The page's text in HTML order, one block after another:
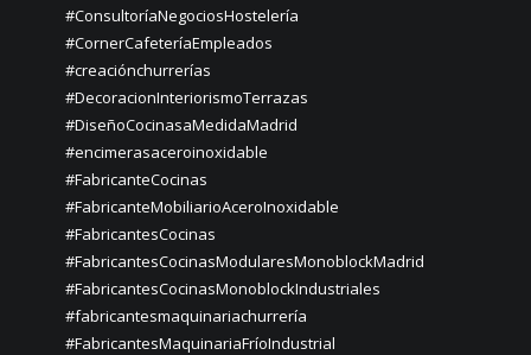
#ConsultoríaNegociosHostelería
#CornerCafeteríaEmpleados
#creaciónchurrerías
#DecoracionInteriorismoTerrazas
#DiseñoCocinasaMedidaMadrid
#encimerasaceroinoxidable
#FabricanteCocinas
#FabricanteMobiliarioAceroInoxidable
#FabricantesCocinas
#FabricantesCocinasModularesMonoblockMadrid
#FabricantesCocinasMonoblockIndustriales
#fabricantesmaquinariachurrería
#FabricantesMaquinariaFríoIndustrial